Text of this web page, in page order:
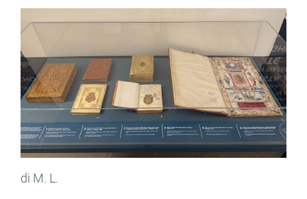
di M. L.